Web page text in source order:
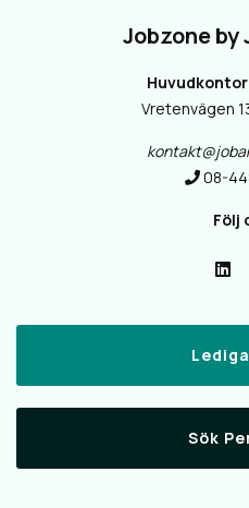
Jobzone by
Vretenvägen
08-
Följ
Sök